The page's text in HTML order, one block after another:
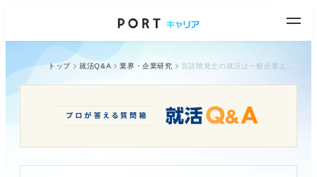
トップ 就活Q&A 業界・企業研究